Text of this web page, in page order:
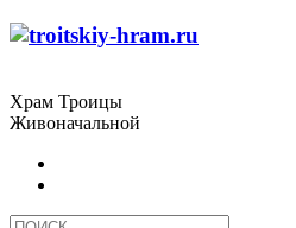
Храм Троицы
Живоначальной